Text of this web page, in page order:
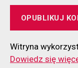
Witryna
Dowiedz się